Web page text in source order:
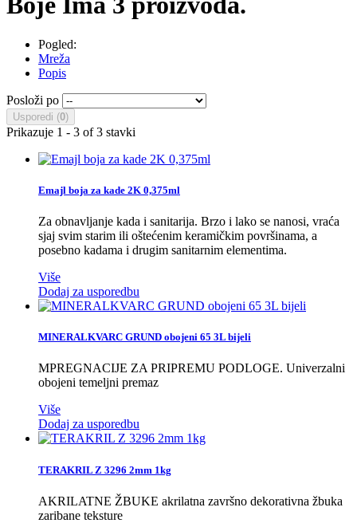
Pogled:
Mreža
Popis
Posloži po
Usporedi (0)
Prikazuje 1 - 3 of 3 stavki
Emajl boja za kade 2K 0,375ml
Za obnavljanje kada i sanitarija. Brzo i lako se nanosi, vraća
sjaj svim starim ili oštećenim keramičkim površinama, a
posebno kadama i drugim sanitarnim elementima.
Više
Dodaj za usporedbu
MINERALKVARC GRUND obojeni 65 3L bijeli
MPREGNACIJE ZA PRIPREMU PODLOGE. Univerzalni
obojeni temeljni premaz
Više
Dodaj za usporedbu
TERAKRIL Z 3296 2mm 1kg
AKRILATNE ŽBUKE akrilatna završno dekorativna žbuka
zaribane teksture